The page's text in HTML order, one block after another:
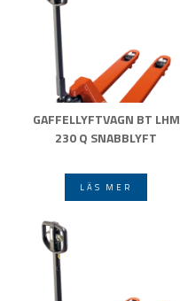
GAFFELLYFTVAGN BT LHM
230 Q SNABBLYFT
LÄS MER